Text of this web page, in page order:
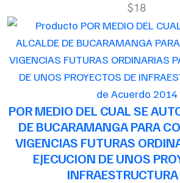
$18
de Acuerdo 2014
POR MEDIO DEL CUAL SE
DE BUCARAMANGA PARA
VIGENCIAS FUTURAS
EJECUCION DE UNOS